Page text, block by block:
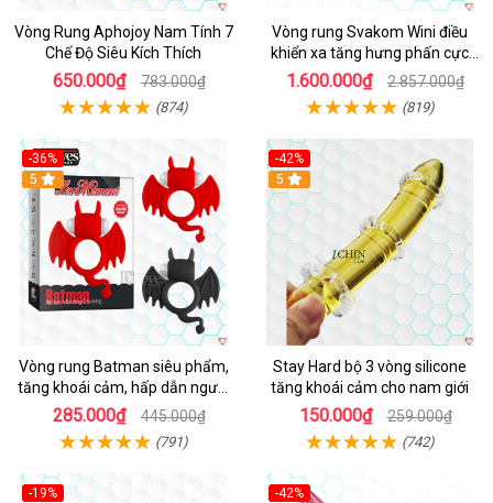
Vòng Rung Aphojoy Nam Tính 7
Chế Độ Siêu Kích Thích
650.000₫ 783.000₫
(874)
Vòng rung Svakom Wini điều
khiển xa tăng hưng phấn cực
đỉnh
1.600.000₫ 2.857.000₫
(819)
-36%
5
Vòng rung Batman siêu phẩm,
tăng khoái cảm, hấp dẫn người
dùng
285.000₫ 445.000₫
(791)
-42%
5
Stay Hard bộ 3 vòng silicone
tăng khoái cảm cho nam giới
150.000₫ 259.000₫
(742)
-19%
-42%